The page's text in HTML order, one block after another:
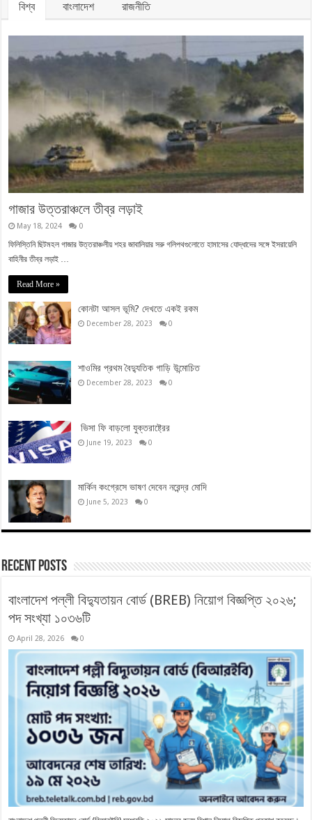
বিশ্ব বাংলাদেশ রাজনীতি
গাজার উত্তরাঞ্চলে তীব্র লড়াই
May 18, 2024 0
ফিলিস্তিনি ছিটমহল গাজার উত্তরাঞ্চলীয় শহর জাবালিয়ার সরু গলিপথগুলোতে হামাসের যোদ্ধাদের সঙ্গে ইসরায়েলি
বাহিনীর তীব্র লড়াই …
Read More »
কোনটা আসল ভূমি? দেখতে একই রকম
December 28, 2023 0
শাওমির প্রথম বৈদ্যুতিক গাড়ি উন্মোচিত
December 28, 2023 0
ভিসা ফি বাড়লো যুক্তরাষ্ট্রের
June 19, 2023 0
মার্কিন কংগ্রেসে ভাষণ দেবেন নরেন্দ্র মোদি
June 5, 2023 0
Recent Posts
বাংলাদেশ পল্লী বিদ্যুতায়ন বোর্ড (BREB) নিয়োগ বিজ্ঞপ্তি ২০২৬;
পদ সংখ্যা ১০৩৬টি
April 28, 2026 0